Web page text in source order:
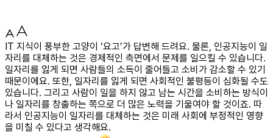
IT 지식이 풍부한 고양이 ‘요고’가 답변해 드려요. 물론, 인공지능이 일
자리를 대체하는 것은 경제적인 측면에서 문제를 일으킬 수 있습니다.
일자리를 잃게 되면 사람들의 소득이 줄어들고 소비가 감소할 수 있기
때문이에요. 또한, 일자리를 잃게 되면 사회적인 불평등이 심화될 수도
있습니다. 그리고 사람이 일을 하지 않고 남는 시간을 소비하는 방식이
나 일자리를 창출하는 쪽으로 더 많은 노력을 기울여야 할 것이죠. 따
라서 인공지능이 일자리를 대체하는 것은 미래 사회에 부정적인 영향
을 미칠 수 있다고 생각해요.